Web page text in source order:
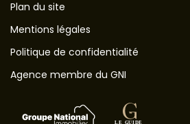
Plan du site
Mentions légales
Politique de confidentialité
Agence membre du GNI